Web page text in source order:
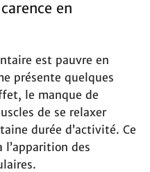
en
est pauvre en
présente quelques
le manque de
de se relaxer
durée d’activité. Ce
des